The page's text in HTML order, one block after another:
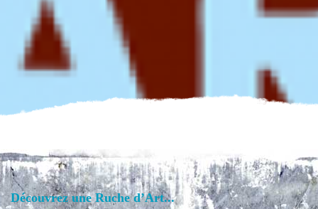
Découvrez une Ruche d’Art...